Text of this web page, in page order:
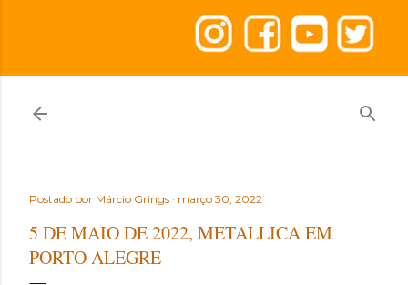
Postado por Márcio Grings março 30, 2022
5 DE MAIO DE 2022, METALLICA EM
PORTO ALEGRE